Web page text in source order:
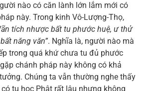
nào có căn lành lớn lắm mới có
này. Trong kinh Vô-Lượng-Thọ,
tích nhược bất tu phước huệ, ư thử
năng văn”. Nghĩa là, người nào mà
trong quá khứ chưa tu đủ phước
chánh pháp này không có khả
Chúng ta vẫn thường nghe thấy
tu học Phật rất lâu nhưng không